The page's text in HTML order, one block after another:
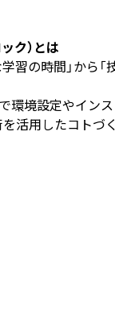
ク）とは
の時間」から「
環境設定やイン
活用したコトづ